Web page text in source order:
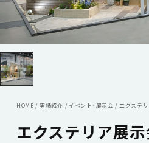
HOME / 実績紹介 / イベント・展示会 / エクステ
エクステリア展